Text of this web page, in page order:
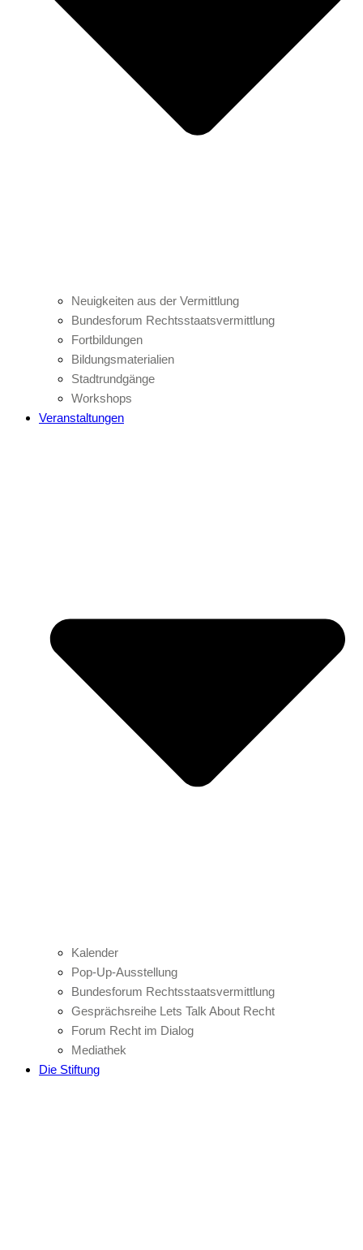
Neuigkeiten aus der Vermittlung
Bundesforum Rechtsstaatsvermittlung
Fortbildungen
Bildungsmaterialien
Stadtrundgänge
Workshops
Veranstaltungen
Kalender
Pop-Up-Ausstellung
Bundesforum Rechtsstaatsvermittlung
Gesprächsreihe Lets Talk About Recht
Forum Recht im Dialog
Mediathek
Die Stiftung